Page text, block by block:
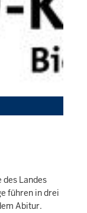
Landes
führen in drei
Abitur.